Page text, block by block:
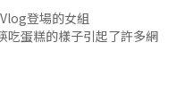
登場的女組
吃蛋糕的樣子引起了許多網